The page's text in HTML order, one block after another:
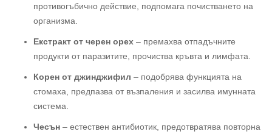
противогъбично действие, подпомага почистването на
организма.
Екстракт от черен орех – премахва отпадъчните
продукти от паразитите, прочиства кръвта и лимфата.
Корен от джинджифил – подобрява функцията на
стомаха, предпазва от възпаления и засилва имунната
система.
Чесън – естествен антибиотик, предотвратява повторна